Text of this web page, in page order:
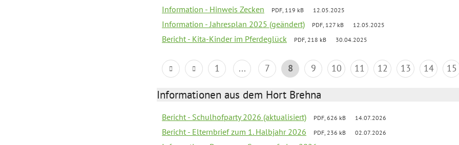
Information - Hinweis Zecken PDF, 119 kB 12.05.2025
Information - Jahresplan 2025 (geändert) PDF, 127 kB 12.05.2025
Bericht - Kita-Kinder im Pferdeglück PDF, 218 kB 30.04.2025
1 ... 7 8 9 10 11 12 13 14 15
Informationen aus dem Hort Brehna
Bericht - Schulhofparty 2026 (aktualisiert) PDF, 626 kB 14.07.2026
Bericht - Elternbrief zum 1. Halbjahr 2026 PDF, 236 kB 02.07.2026